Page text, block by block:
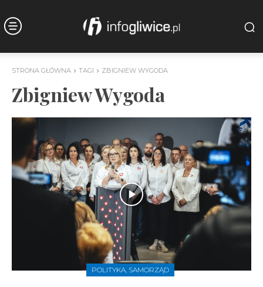
STRONA GŁÓWNA TAGI ZBIGNIEW WYGODA
Zbigniew Wygoda
POLITYKA, SAMORZĄD